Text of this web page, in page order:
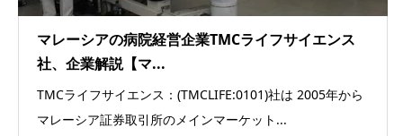
マレーシアの病院経営企業TMCライフサイエンス
社、企業解説【マ...
TMCライフサイエンス：(TMCLIFE:0101)社は 2005年から
マレーシア証券取引所のメインマーケット...